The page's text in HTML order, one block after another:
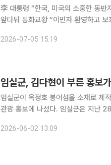
李 대통령 “한국, 미국의 소중한 동반
앞다퉈 통화교황 “이민자 환영하고
디 인도 총리는 엑스(X·옛 트위터)에
2026-07-05 15:19
임실군, 김다현이 부른 홍보
임실군이 옥정호 붕어섬을 소재로 제
관광 홍보에 나섰다. 임실군은 지난 28일 가수 김다현이 부른 홍보가요 ‘붕어섬’을 온라인 음원 플
로 제작됐다. 옥정호와 섬진강의 서정
2026-06-02 13:09